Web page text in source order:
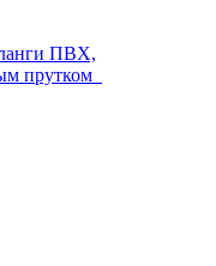
ПВХ,
прутком